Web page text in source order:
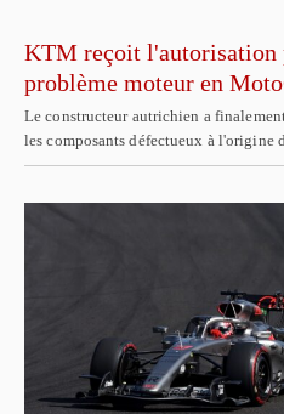
KTM reçoit l'autorisation
problème moteur en
Le constructeur autrichien a
les composants défectueux à l'origine